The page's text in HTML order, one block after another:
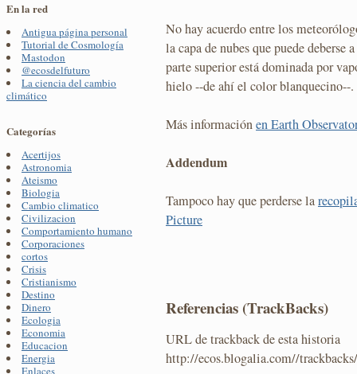
En la red
Antigua página personal
Tutorial de Cosmología
Mastodon
@ecosdelfuturo
La ciencia del cambio
climático
Categorías
Acertijos
Astronomia
Ateismo
Biologia
Cambio climatico
Civilizacion
Comportamiento humano
Corporaciones
cortos
Crisis
Cristianismo
Destino
Dinero
Ecologia
Economia
Educacion
Energia
No hay acuerdo entre los
la capa de nubes que puede
parte superior está dominada por
hielo --de ahí el color blanquecino--.
Más informaciónen Earth
Addendum
Tampoco hay que perderse la
Picture
Referencias (TrackBacks)
URL de trackback de esta historia
http://ecos.blogalia.com//